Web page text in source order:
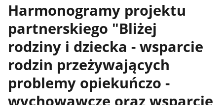
Harmonogramy projektu
partnerskiego "Bliżej
rodziny i dziecka - wsparcie
rodzin przeżywających
problemy opiekuńczo -
wychowawcze oraz wsparcie